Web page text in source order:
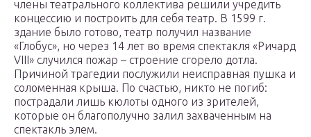
члены театрального коллектива решили учредить
концессию и построить для себя театр. В 1599 г.
здание было готово, театр получил название
«Глобус», но через 14 лет во время спектакля «Ричард
VIII» случился пожар – строение сгорело дотла.
Причиной трагедии послужили неисправная пушка и
соломенная крыша. По счастью, никто не погиб:
пострадали лишь кюлоты одного из зрителей,
которые он благополучно залил захваченным на
спектакль элем.